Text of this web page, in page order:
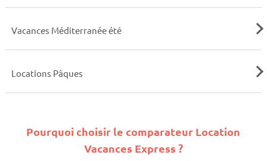
Vacances Méditerranée été
Locations Pâques
Pourquoi choisir le comparateur Location
Vacances Express ?